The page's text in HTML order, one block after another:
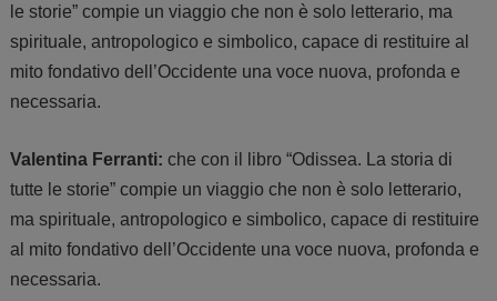
le storie” compie un viaggio che non è solo letterario, ma
spirituale, antropologico e simbolico, capace di restituire al
mito fondativo dell’Occidente una voce nuova, profonda e
necessaria.
Valentina Ferranti: che con il libro “Odissea. La storia di
tutte le storie” compie un viaggio che non è solo letterario,
ma spirituale, antropologico e simbolico, capace di restituire
al mito fondativo dell’Occidente una voce nuova, profonda e
necessaria.